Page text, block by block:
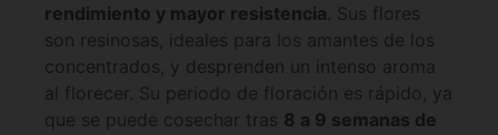
rendimiento y mayor resistencia. Sus flores
son resinosas, ideales para los amantes de los
concentrados, y desprenden un intenso aroma
al florecer. Su periodo de floración es rápido, ya
que se puede cosechar tras 8 a 9 semanas de